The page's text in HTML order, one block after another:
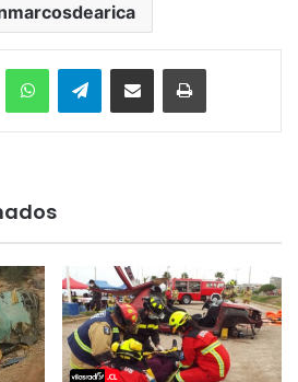
WhatsAppTelegramEnviar vía email Imprimir